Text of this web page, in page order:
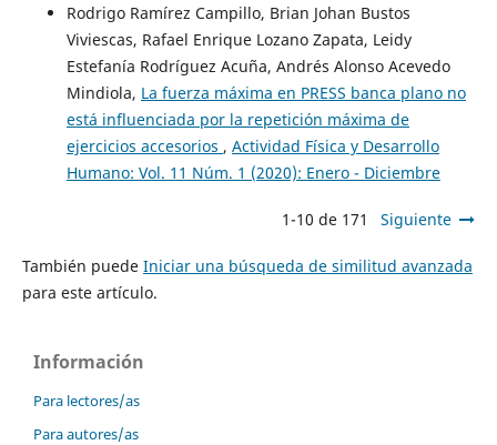
Rodrigo Ramírez Campillo, Brian Johan Bustos
Viviescas, Rafael Enrique Lozano Zapata, Leidy
Estefanía Rodríguez Acuña, Andrés Alonso Acevedo
Mindiola, La fuerza máxima en PRESS banca plano no
está influenciada por la repetición máxima de
ejercicios accesorios , Actividad Física y Desarrollo
Humano: Vol. 11 Núm. 1 (2020): Enero - Diciembre
1-10 de 171 Siguiente
También puede Iniciar una búsqueda de similitud avanzada
para este artículo.
Información
Para lectores/as
Para autores/as